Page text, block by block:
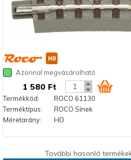
Azonnal megvásárolható
1 580 Ft
Termékkód:
ROCO 61130
Terméktípus:
ROCO Sínek
Méretarány:
HO
További hasonló